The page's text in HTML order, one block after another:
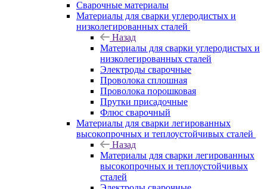
Сварочные материалы
Материалы для сварки углеродистых и
низколегированных сталей
Назад
Материалы для сварки углеродистых и
низколегированных сталей
Электроды сварочные
Проволока сплошная
Проволока порошковая
Прутки присадочные
Флюс сварочный
Материалы для сварки легированных
высокопрочных и теплоустойчивых сталей
Назад
Материалы для сварки легированных
высокопрочных и теплоустойчивых
сталей